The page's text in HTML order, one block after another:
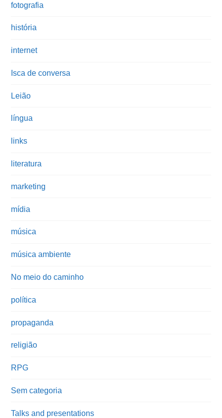
fotografia
história
internet
Isca de conversa
Leião
língua
links
literatura
marketing
mídia
música
música ambiente
No meio do caminho
política
propaganda
religião
RPG
Sem categoria
Talks and presentations